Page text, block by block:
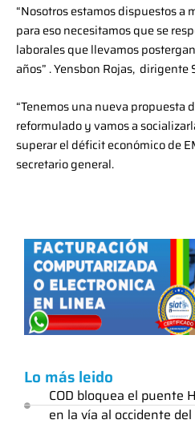
“Nosotros estamos dispuestos a
para eso necesitamos que se
laborales que llevamos
años” . Yensbon Rojas, dirigente
“Tenemos una nueva propuesta
reformulado y vamos a
superar el déficit económico de
secretario general.
Lo más leido
COD bloquea el puente
en la vía al occidente del